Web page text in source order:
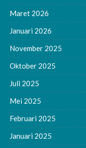
Maret 2026
Januari 2026
November 2025
Oktober 2025
Juli 2025
Mei 2025
Februari 2025
Januari 2025